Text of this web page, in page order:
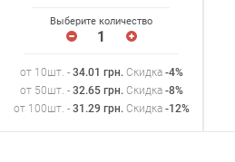
Выберите количество
от 10шт. - 34.01 грн. Скидка -4%
от 50шт. - 32.65грн. Скидка -8%
от 100шт. - 31.29 грн. Скидка -12%